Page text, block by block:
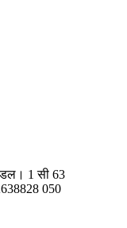
1 सी 63
050